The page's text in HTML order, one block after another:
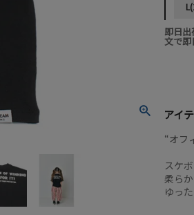
即日
文で即
アイ
“オフ
スケ
柔ら
ゆっ